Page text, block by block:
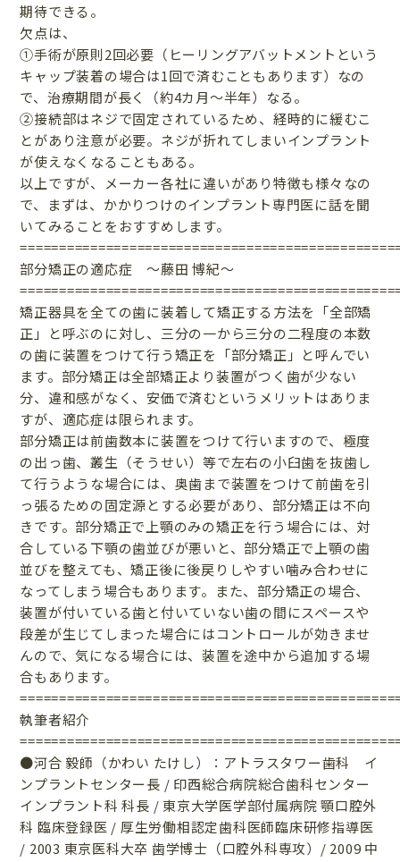
期待できる。
欠点は、
①手術が原則2回必要（ヒーリングアバットメントという
キャップ装着の場合は1回で済むこともあります）なの
で、治療期間が長く（約4カ月〜半年）なる。
②接続部はネジで固定されているため、経時的に緩むこ
とがあり注意が必要。ネジが折れてしまいインプラント
が使えなくなることもある。
以上ですが、メーカー各社に違いがあり特徴も様々なの
で、まずは、かかりつけのインプラント専門医に話を聞
いてみることをおすすめします。
部分矯正の適応症 〜藤田 博紀〜
矯正器具を全ての歯に装着して矯正する方法を「全部矯
正」と呼ぶのに対し、三分の一から三分の二程度の本数
の歯に装置をつけて行う矯正を「部分矯正」と呼んでい
ます。部分矯正は全部矯正より装置がつく歯が少ない
分、違和感がなく、安価で済むというメリットはありま
すが、適応症は限られます。
部分矯正は前歯数本に装置をつけて行いますので、極度
の出っ歯、叢生（そうせい）等で左右の小臼歯を抜歯し
て行うような場合には、奥歯まで装置をつけて前歯を引
っ張るための固定源とする必要があり、部分矯正は不向
きです。部分矯正で上顎のみの矯正を行う場合には、対
合している下顎の歯並びが悪いと、部分矯正で上顎の歯
並びを整えても、矯正後に後戻りしやすい噛み合わせに
なってしまう場合もあります。また、部分矯正の場合、
装置が付いている歯と付いていない歯の間にスペースや
段差が生じてしまった場合にはコントロールが効きませ
んので、気になる場合には、装置を途中から追加する場
合もあります。
執筆者紹介
●河合 毅師（かわい たけし）：アトラスタワー歯科 イ
ンプラントセンター長 / 印西総合病院総合歯科センター
インプラント科 科長 / 東京大学医学部付属病院 顎口腔外
科 臨床登録医 / 厚生労働相認定歯科医師臨床研修指導医
/ 2003 東京医科大卒 歯学博士（口腔外科専攻）/ 2009 中